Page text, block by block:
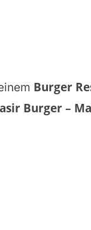
Burger
Burger –